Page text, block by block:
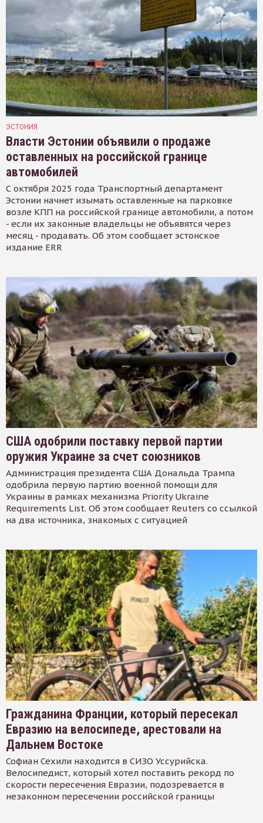
ЭСТОНИЯ
Власти Эстонии объявили о продаже
оставленных на российской границе
автомобилей
С октября 2025 года Транспортный департамент
Эстонии начнет изымать оставленные на парковке
возле КПП на российской границе автомобили, а потом
- если их законные владельцы не объявятся через
месяц - продавать. Об этом сообщает эстонское
издание ERR
США одобрили поставку первой партии
оружия Украине за счет союзников
Администрация президента США Дональда Трампа
одобрила первую партию военной помощи для
Украины в рамках механизма Priority Ukraine
Requirements List. Об этом сообщает Reuters со ссылкой
на два источника, знакомых с ситуацией
Гражданина Франции, который пересекал
Евразию на велосипеде, арестовали на
Дальнем Востоке
Софиан Сехили находится в СИЗО Уссурийска.
Велосипедист, который хотел поставить рекорд по
скорости пересечения Евразии, подозревается в
незаконном пересечении российской границы